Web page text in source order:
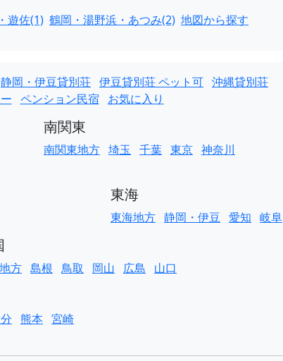
遊佐(1) 鶴岡・湯野浜・あつみ(2) 地図から探す
静岡・伊豆貸別荘 伊豆貸別荘 ペット可 沖縄貸別荘
ペンション民宿 お気に入り
南関東
南関東地方 埼玉 千葉 東京 神奈川
東海
東海地方 静岡・伊豆 愛知 岐阜
方 島根 鳥取 岡山 広島 山口
熊本 宮崎